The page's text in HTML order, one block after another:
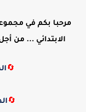
مرحبا بكم في
الابتدائي ... من
🔄
🔄